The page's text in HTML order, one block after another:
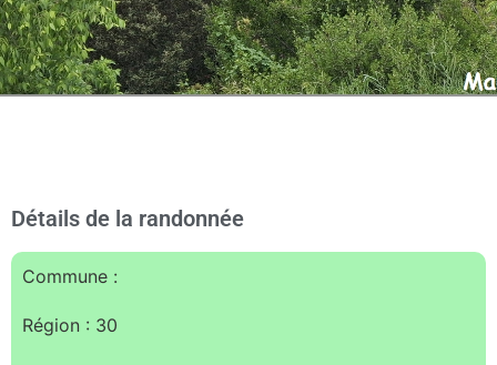
Détails de la randonnée
Commune :
Région : 30